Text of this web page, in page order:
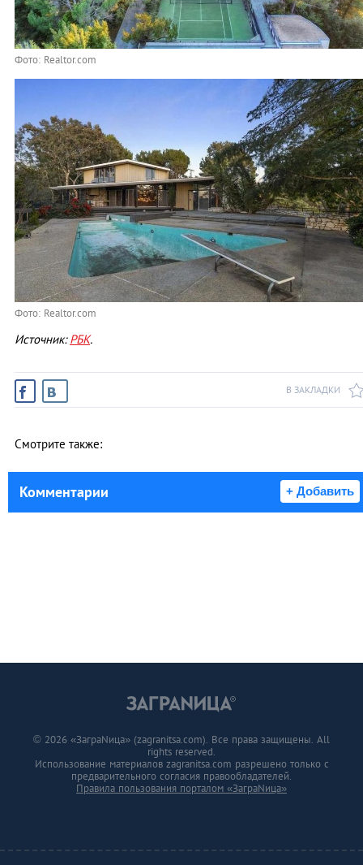
Фото: Realtor.com
Фото: Realtor.com
Источник:РБК.
В ЗАКЛАДКИ
Смотрите также:
Комментарии + Добавить
© 2026 «ЗаграNица» (zagranitsa.com). Все права защищены. All
rights reserved.
Использование материалов zagranitsa.com разрешено только с
предварительного согласия правообладателей.
Правила пользования порталом «ЗаграNица»